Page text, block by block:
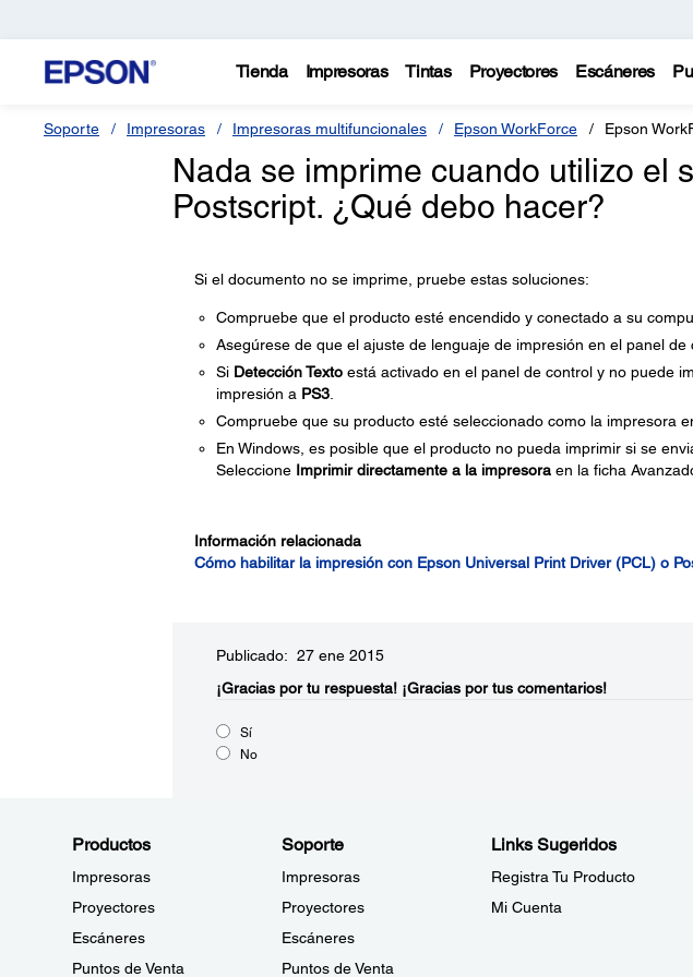
Tienda Impresoras Tintas Proyectores Escáneres
Soporte Impresoras Impresoras multifuncionales Epson WorkForce Epson
Nada se imprime cuando utilizo el
Postscript. ¿Qué debo hacer?
Si el documento no se imprime, pruebe estas soluciones:
Compruebe que el producto esté encendido y conectado a su
Asegúrese de que el ajuste de lenguaje de impresión en el panel de
Si Detección Textoestá activado en el panel de control y no puede
impresión a PS3.
Compruebe que su producto esté seleccionado como la impresora
En Windows, es posible que el producto no pueda imprimir si se
Seleccione Imprimir directamente a la impresoraen la ficha
Información relacionada
Cómo habilitar la impresión con Epson Universal Print Driver (PCL) o
Publicado: 27 ene 2015
¡Gracias por tu respuesta! ¡Gracias por tus comentarios!
Sí
No
Productos
Impresoras
Proyectores
Escáneres
Puntos de Venta
Soporte
Impresoras
Proyectores
Escáneres
Puntos de Venta
Links Sugeridos
Registra Tu Producto
Mi Cuenta